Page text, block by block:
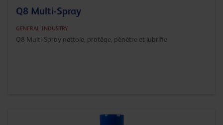
Q8 Multi-Spray
GENERAL INDUSTRY
Q8 Multi-Spray nettoie, protège, pénètre et lubrifie